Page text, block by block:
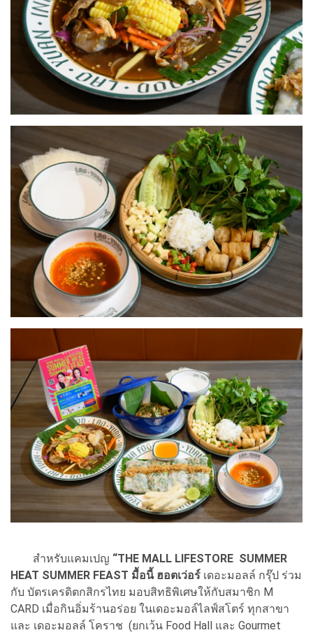
สำหรับแคมเปญ “THE MALL LIFESTORE SUMMER
HEAT SUMMER FEAST มื้อนี้ ฮอตเว่อร์ เดอะมอลล์ กรุ๊ป ร่วม
กับ บัตรเครดิตกสิกรไทย มอบสิทธิพิเศษให้กับสมาชิก M
CARD เมื่อกินอิ่มร้านอร่อย ในเดอะมอล์ไลฟ์สโตร์ ทุกสาขา
และ เดอะมอลล์ โคราช (ยกเว้น Food Hall และ Gourmet